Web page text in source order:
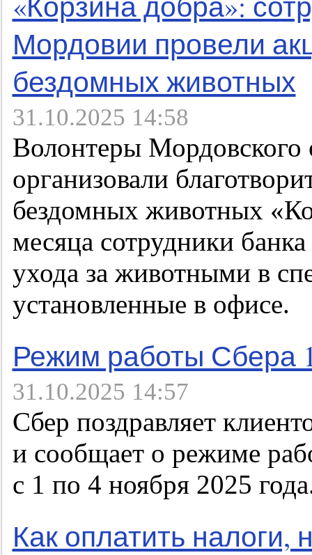
Мордовии провели
бездомных животных
31.10.2025 14:58
Волонтеры Мордовского
организовали
бездомных животных
месяца сотрудники
ухода за животными в
установленные в офисе.
Режим работы Сбера
31.10.2025 14:57
Сбер поздравляет
и сообщает о режиме
с 1 по 4 ноября 2025
Как оплатить налоги,